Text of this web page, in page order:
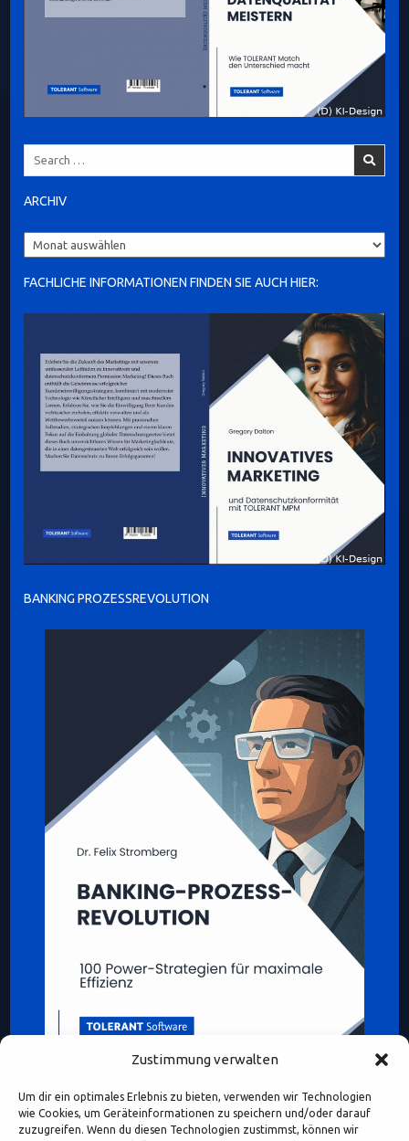
Zustimmung verwalten
Um dir ein optimales Erlebnis zu bieten, verwenden wir Technologien
wie Cookies, um Geräteinformationen zu speichern und/oder darauf
zuzugreifen. Wenn du diesen Technologien zustimmst, können wir
ARCHIV
Archiv
FACHLICHE INFORMATIONEN FINDEN SIE AUCH HIER:
BANKING PROZESSREVOLUTION